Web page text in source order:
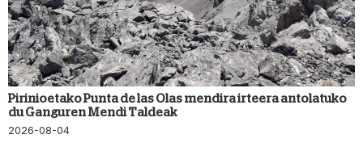
Pirinioetako Punta de las Olas mendira irteera antolatuko
du Ganguren Mendi Taldeak
2026-08-04